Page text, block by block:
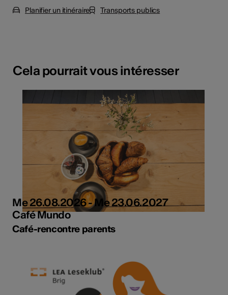
Planifier un itinéraire
Transports publics
Cela pourrait vous intéresser
Me 26.08.2026 - Me 23.06.2027
Café Mundo
Café-rencontre parents